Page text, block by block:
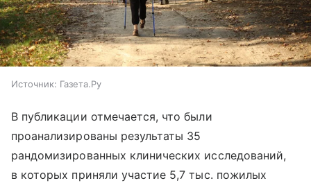
Источник: Газета.Ру
В публикации отмечается, что были
проанализированы результаты 35
рандомизированных клинических исследований,
в которых приняли участие 5,7 тыс. пожилых